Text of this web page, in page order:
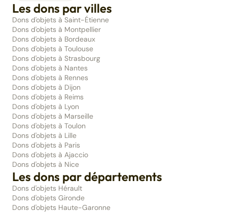
Les dons par villes
Dons d'objets à Saint-Étienne
Dons d'objets à Montpellier
Dons d'objets à Bordeaux
Dons d'objets à Toulouse
Dons d'objets à Strasbourg
Dons d'objets à Nantes
Dons d'objets à Rennes
Dons d'objets à Dijon
Dons d'objets à Reims
Dons d'objets à Lyon
Dons d'objets à Marseille
Dons d'objets à Toulon
Dons d'objets à Lille
Dons d'objets à Paris
Dons d'objets à Ajaccio
Dons d'objets à Nice
Les dons par départements
Dons d'objets Hérault
Dons d'objets Gironde
Dons d'objets Haute-Garonne